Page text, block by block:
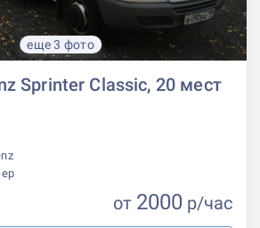
еще 3 фото
Sprinter Classic, 20 мест
от 2000 р/час